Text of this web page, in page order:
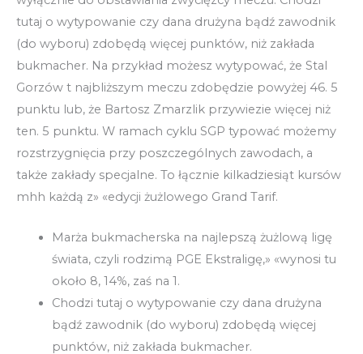
tutaj o wytypowanie czy dana drużyna bądź zawodnik
(do wyboru) zdobędą więcej punktów, niż zakłada
bukmacher. Na przykład możesz wytypować, że Stal
Gorzów t najbliższym meczu zdobędzie powyżej 46. 5
punktu lub, że Bartosz Zmarzlik przywiezie więcej niż
ten. 5 punktu. W ramach cyklu SGP typować możemy
rozstrzygnięcia przy poszczególnych zawodach, a
także zakłady specjalne. To łącznie kilkadziesiąt kursów
mhh każdą z» «edycji żużlowego Grand Tarif.
Marża bukmacherska na najlepszą żużlową ligę
świata, czyli rodzimą PGE Ekstraligę,» «wynosi tu
około 8, 14%, zaś na 1.
Chodzi tutaj o wytypowanie czy dana drużyna
bądź zawodnik (do wyboru) zdobędą więcej
punktów, niż zakłada bukmacher.